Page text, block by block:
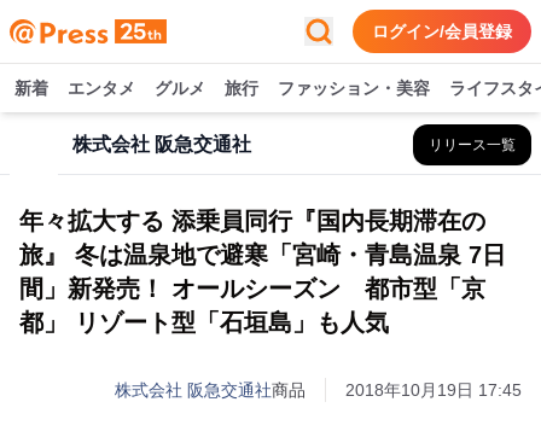
ログイン/会員登録
新着 エンタメ グルメ 旅行 ファッション・美容 ライフスタ
株式会社 阪急交通社 リリース一覧
年々拡大する 添乗員同行『国内長期滞在の
旅』 冬は温泉地で避寒「宮崎・青島温泉 7日
間」新発売！ オールシーズン 都市型「京
都」 リゾート型「石垣島」も人気
株式会社 阪急交通社商品 2018年10月19日 17:45